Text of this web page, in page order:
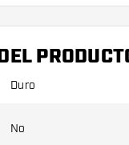
Duro
No